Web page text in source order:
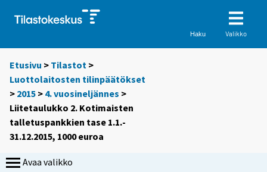
Haku Valikko
Etusivu > Tilastot >
Luottolaitosten tilinpäätökset
> 2015 > 4. vuosineljännes >
Liitetaulukko 2. Kotimaisten
talletuspankkien tase 1.1.-
31.12.2015, 1000 euroa
Avaa valikko